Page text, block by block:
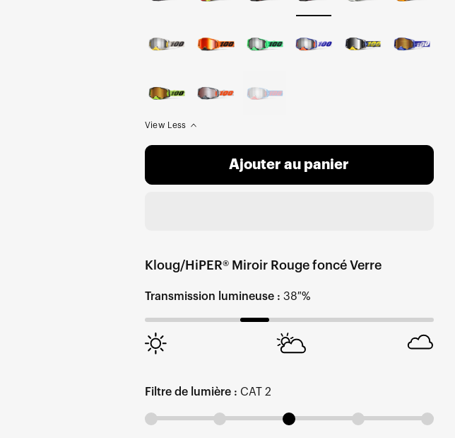
View Less
Ajouter au panier
Kloug/HiPER® Miroir Rouge foncé Verre
Transmission lumineuse : 38 %
Filtre de lumière : CAT 2